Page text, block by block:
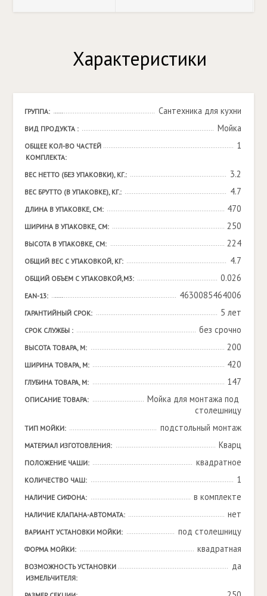
Характеристики
ГРУППА: Сантехника для кухни
ВИД ПРОДУКТА : Мойка
ОБЩЕЕ КОЛ-ВО ЧАСТЕЙ
КОМПЛЕКТА:
1
ВЕС НЕТТО (БЕЗ УПАКОВКИ), КГ.: 3.2
ВЕС БРУТТО (В УПАКОВКЕ), КГ.: 4.7
ДЛИНА В УПАКОВКЕ, СМ: 470
ШИРИНА В УПАКОВКЕ, СМ: 250
ВЫСОТА В УПАКОВКЕ, СМ: 224
ОБЩИЙ ВЕС С УПАКОВКОЙ, КГ: 4.7
ОБЩИЙ ОБЪЕМ С УПАКОВКОЙ,М3: 0.026
EAN-13: 4630085464006
ГАРАНТИЙНЫЙ СРОК: 5 лет
СРОК СЛУЖБЫ : без срочно
ВЫСОТА ТОВАРА, М: 200
ШИРИНА ТОВАРА, М: 420
ГЛУБИНА ТОВАРА, М: 147
ОПИСАНИЕ ТОВАРА:
Мойка для монтажа под
столешницу
ТИП МОЙКИ: подстольный монтаж
МАТЕРИАЛ ИЗГОТОВЛЕНИЯ: Кварц
ПОЛОЖЕНИЕ ЧАШИ: квадратное
КОЛИЧЕСТВО ЧАШ: 1
НАЛИЧИЕ СИФОНА: в комплекте
НАЛИЧИЕ КЛАПАНА-АВТОМАТА: нет
ВАРИАНТ УСТАНОВКИ МОЙКИ: под столешницу
ФОРМА МОЙКИ: квадратная
ВОЗМОЖНОСТЬ УСТАНОВКИ
ИЗМЕЛЬЧИТЕЛЯ:
да